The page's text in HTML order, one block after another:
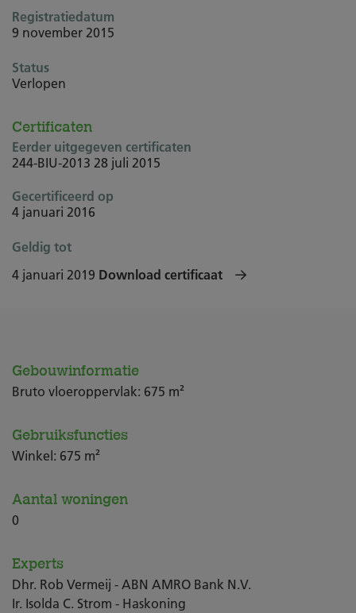
Registratiedatum
9 november 2015
Status
Verlopen
Certificaten
Eerder uitgegeven certificaten
244-BIU-2013 28 juli 2015
Gecertificeerd op
4 januari 2016
Geldig tot
4 januari 2019 Download certificaat
Gebouwinformatie
Bruto vloeroppervlak: 675 m²
Gebruiksfuncties
Winkel: 675 m²
Aantal woningen
0
Experts
Dhr. Rob Vermeij - ABN AMRO Bank N.V.
Ir. Isolda C. Strom - Haskoning